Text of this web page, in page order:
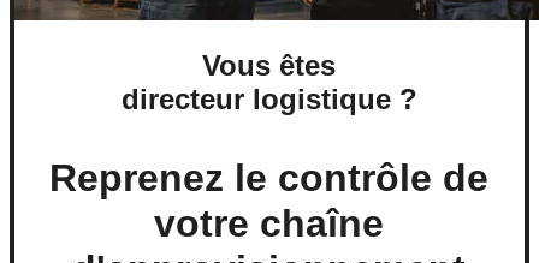
Vous êtes
directeur logistique?
Reprenez le contrôle de
votre chaîne